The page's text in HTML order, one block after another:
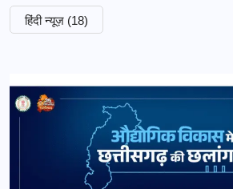
हिंदी न्यूज़ (18)